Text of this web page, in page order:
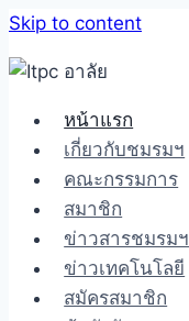
Skip to content
หน้าแรก
เกี่ยวกับชมรมฯ
คณะกรรมการ
สมาชิก
ข่าวสารชมรมฯ
ข่าวเทคโนโลยี
สมัครสมาชิก